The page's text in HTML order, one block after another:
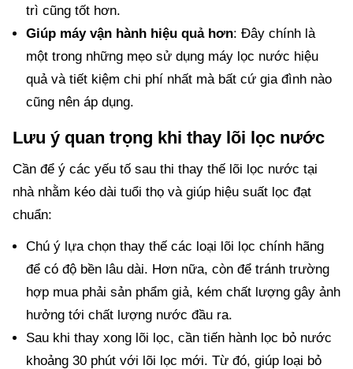
trì cũng tốt hơn.
Giúp máy vận hành hiệu quả hơn: Đây chính là
một trong những mẹo sử dụng máy lọc nước hiệu
quả và tiết kiệm chi phí nhất mà bất cứ gia đình nào
cũng nên áp dụng.
Lưu ý quan trọng khi thay lõi lọc nước
Cần để ý các yếu tố sau thi thay thế lõi lọc nước tại
nhà nhằm kéo dài tuổi thọ và giúp hiệu suất lọc đạt
chuẩn:
Chú ý lựa chọn thay thế các loại lõi lọc chính hãng
để có độ bền lâu dài. Hơn nữa, còn để tránh trường
hợp mua phải sản phẩm giả, kém chất lượng gây ảnh
hưởng tới chất lượng nước đầu ra.
Sau khi thay xong lõi lọc, cần tiến hành lọc bỏ nước
khoảng 30 phút với lõi lọc mới. Từ đó, giúp loại bỏ